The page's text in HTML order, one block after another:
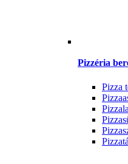
Pizzéria
Pizza